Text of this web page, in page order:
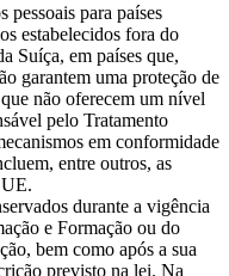
pessoais para países
estabelecidos fora do
Suíça, em países que,
garantem uma proteção de
não oferecem um nível
pelo Tratamento
em conformidade
entre outros, as
durante a vigência
e Formação ou do
bem como após a sua
previsto na lei. Na